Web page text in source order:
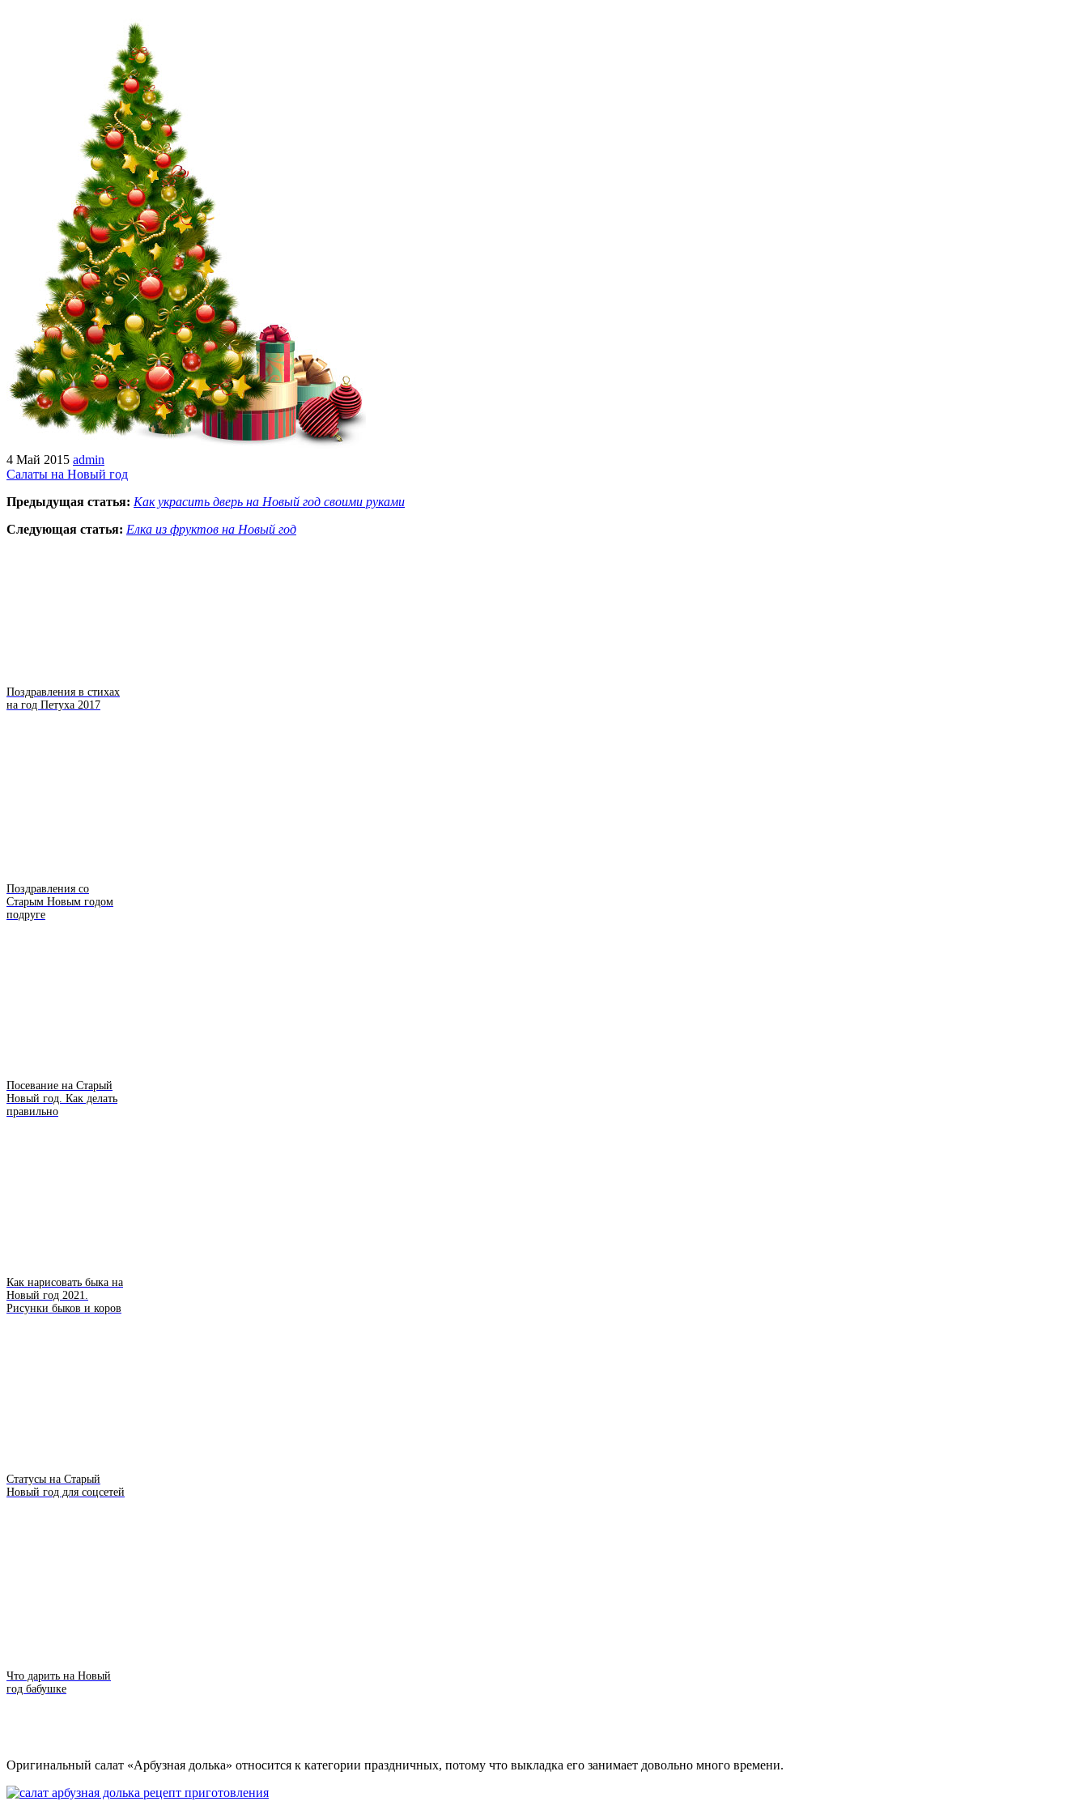
4 Май 2015 admin
Салаты на Новый год
Предыдущая статья: Как украсить дверь на Новый год своими руками
Следующая статья: Елка из фруктов на Новый год
Поздравления в стихах
на год Петуха 2017
Поздравления со
Старым Новым годом
подруге
Посевание на Старый
Новый год. Как делать
правильно
Как нарисовать быка на
Новый год 2021.
Рисунки быков и коров
Статусы на Старый
Новый год для соцсетей
Что дарить на Новый
год бабушке
Оригинальный салат «Арбузная долька» относится к категории праздничных, потому что выкладка его занимает довольно много времени.